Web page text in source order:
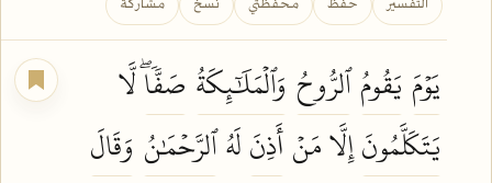
التفسير حفظ محفظتي نسخ مشاركة
يَوۡمَ يَقُومُٱلرُّوحُ وَٱلۡمَلَٰٓئِكَةُ صَفّٗاۖلَّا
يَتَكَلَّمُونَإِلَّا مَنۡأَذِنَلَهُٱلرَّحۡمَٰنُ وَقَالَ